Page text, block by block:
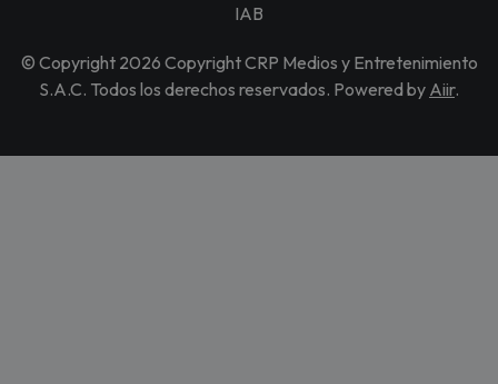
IAB
© Copyright 2026 Copyright CRP Medios y Entretenimiento
S.A.C. Todos los derechos reservados. Powered by Aiir.